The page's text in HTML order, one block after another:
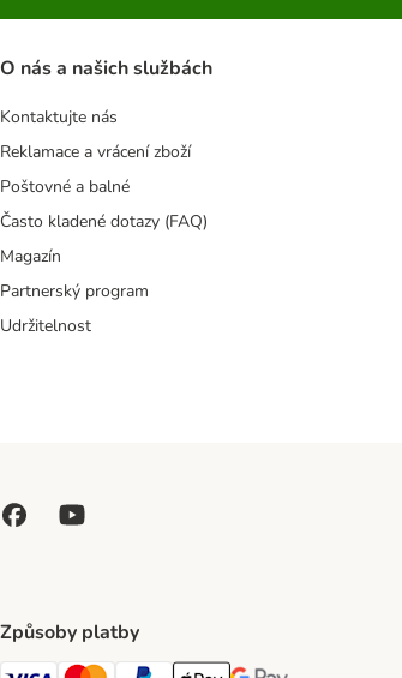
O nás a našich službách
Kontaktujte nás
Reklamace a vrácení zboží
Poštovné a balné
Často kladené dotazy (FAQ)
Magazín
Partnerský program
Udržitelnost
Způsoby platby